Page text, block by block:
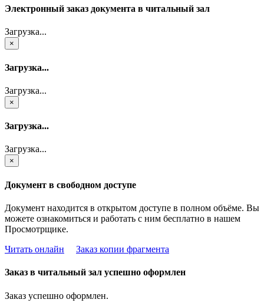
Электронный заказ документа в читальный зал
Загрузка...
×
Загрузка...
Загрузка...
×
Загрузка...
Загрузка...
×
Документ в свободном доступе
Документ находится в открытом доступе в полном объёме. Вы
можете ознакомиться и работать с ним бесплатно в нашем
Просмотрщике.
Читать онлайн
Заказ копии фрагмента
Заказ в читальный зал успешно оформлен
Заказ успешно оформлен.